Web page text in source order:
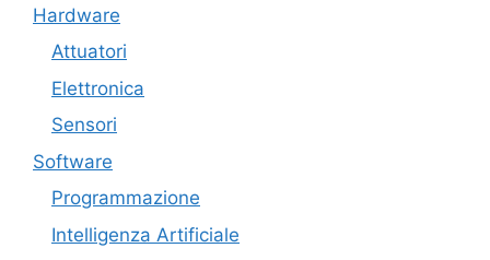
Hardware
Attuatori
Elettronica
Sensori
Software
Programmazione
Intelligenza Artificiale